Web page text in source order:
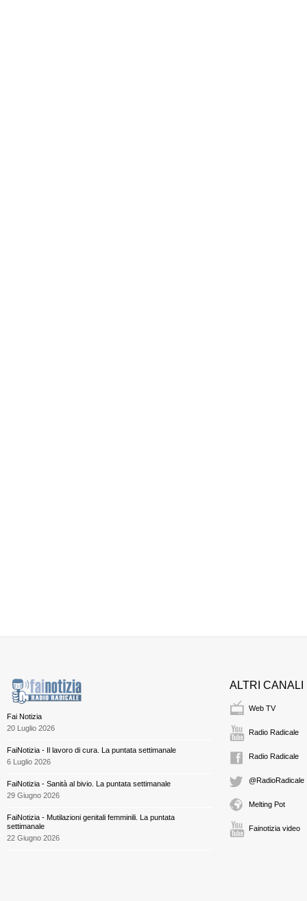
Fai Notizia
20 Luglio 2026
FaiNotizia - Il lavoro di cura. La puntata settimanale
6 Luglio 2026
FaiNotizia - Sanità al bivio. La puntata settimanale
29 Giugno 2026
FaiNotizia - Mutilazioni genitali femminili. La puntata
settimanale
22 Giugno 2026
ALTRI CANALI
Web TV
Radio Radicale
Radio Radicale
@RadioRadicale
Melting Pot
Fainotizia video